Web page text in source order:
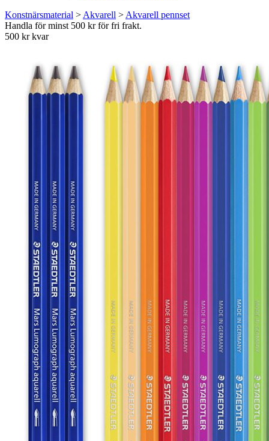
Konstnärsmaterial > Akvarell > Akvarell pennset
Handla för minst 500 kr för fri frakt.
500 kr kvar